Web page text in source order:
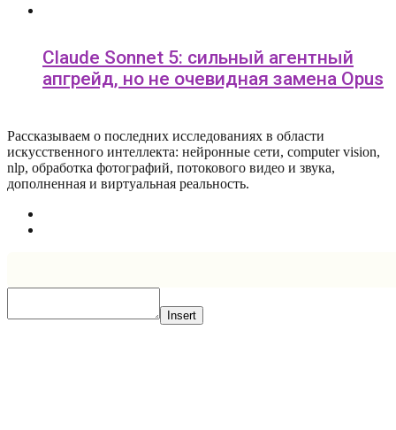
Claude Sonnet 5: сильный агентный
апгрейд, но не очевидная замена Opus
Рассказываем о последних исследованиях в области
искусcтвенного интеллекта: нейронные сети, computer vision,
nlp, обработка фотографий, потокового видео и звука,
дополненная и виртуальная реальность.
Insert